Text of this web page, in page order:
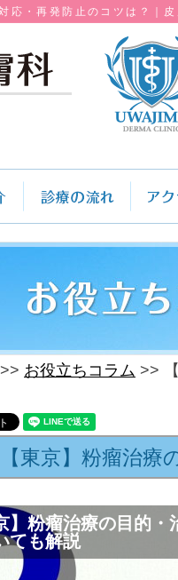
応・再発防止のコツは？｜
お役立ちコラム
【東京】粉瘤治
】粉瘤治療の目的・
ても解説